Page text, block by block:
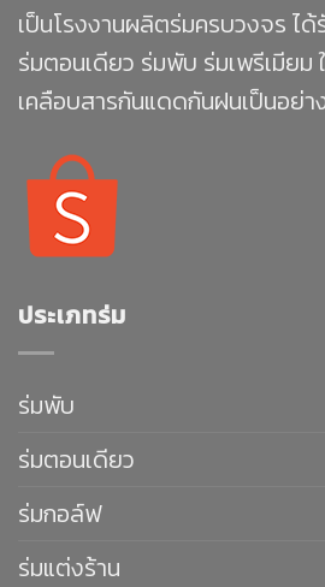
เป็นโรงงานผลิตร่มครบวงจร ไ
ร่มตอนเดียว ร่มพับ ร่มเพรีเมียม
เคลือบสารกันแดดกันฝนเป็นอย่า
ประเภทร่ม
ร่มพับ
ร่มตอนเดียว
ร่มกอล์ฟ
ร่มแต่งร้าน